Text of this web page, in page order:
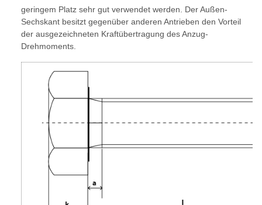
geringem Platz sehr gut verwendet werden. Der Außen-
Sechskant besitzt gegenüber anderen Antrieben den Vorteil
der ausgezeichneten Kraftübertragung des Anzug-
Drehmoments.